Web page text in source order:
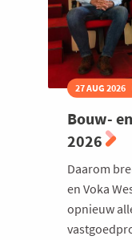
27 AUG 2026
Bouw-
2026
Daarom
en Voka
opnieuw